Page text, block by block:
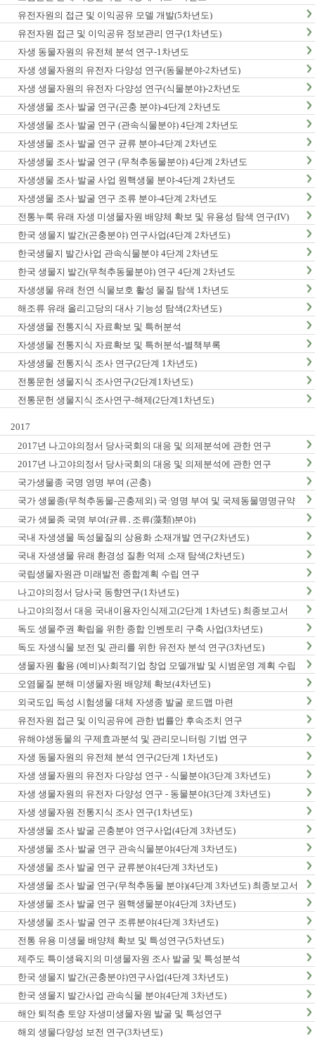
유전자원의 접근 및 이익공유 모델 개발(5차년도)
유전자원 접근 및 이익공유 정보관리 연구(1차년도)
자생 동물자원의 유전체 분석 연구-1차년도
자생 생물자원의 유전자 다양성 연구(동물분야-2차년도)
자생 생물자원의 유전자 다양성 연구(식물분야)-2차년도
자생생물 조사·발굴 연구(곤충 분야)-4단계 2차년도
자생생물 조사·발굴 연구 (관속식물분야) 4단계 2차년도
자생생물 조사·발굴 연구 균류 분야-4단계 2차년도
자생생물 조사·발굴 연구 (무척추동물분야) 4단계 2차년도
자생생물 조사·발굴 사업 원핵생물 분야-4단계 2차년도
자생생물 조사·발굴 연구 조류 분야-4단계 2차년도
전통누룩 유래 자생 미생물자원 배양체 확보 및 유용성 탐색 연구(IV)
한국 생물지 발간(곤충분야) 연구사업(4단계 2차년도)
한국생물지 발간사업 관속식물분야 4단계 2차년도
한국 생물지 발간(무척추동물분야) 연구 4단계 2차년도
자생생물 유래 천연 식물보호 활성 물질 탐색 1차년도
해조류 유래 올리고당의 대사 기능성 탐색(2차년도)
자생생물 전통지식 자료확보 및 특허분석
자생생물 전통지식 자료확보 및 특허분석-별책부록
자생생물 전통지식 조사 연구(2단계 1차년도)
전통문헌 생물지식 조사연구(2단계1차년도)
전통문헌 생물지식 조사연구-해제(2단계1차년도)
2017
2017년 나고야의정서 당사국회의 대응 및 의제분석에 관한 연구
2017년 나고야의정서 당사국회의 대응 및 의제분석에 관한 연구
국가생물종 국명 영명 부여 (곤충)
국가 생물종(무척추동물-곤충제외) 국·영명 부여 및 국제동물명명규약
한글판 발간
국가 생물종 국명 부여(균류․조류(藻類)분야)
국내 자생생물 독성물질의 상용화 소재개발 연구(2차년도)
국내 자생생물 유래 환경성 질환 억제 소재 탐색(2차년도)
국립생물자원관 미래발전 종합계획 수립 연구
나고야의정서 당사국 동향연구(1차년도)
나고야의정서 대응 국내이용자인식제고(2단계 1차년도) 최종보고서
독도 생물주권 확립을 위한 종합 인벤토리 구축 사업(3차년도)
독도 자생식물 보전 및 관리를 위한 유전자 분석 연구(3차년도)
생물자원 활용 (예비)사회적기업 창업 모델개발 및 시범운영 계획 수립
오염물질 분해 미생물자원 배양체 확보(4차년도)
외국도입 독성 시험생물 대체 자생종 발굴 로드맵 마련
유전자원 접근 및 이익공유에 관한 법률안 후속조치 연구
유해야생동물의 구제효과분석 및 관리모니터링 기법 연구
자생 동물자원의 유전체 분석 연구(2단계 1차년도)
자생 생물자원의 유전자 다양성 연구 - 식물분야(3단계 3차년도)
자생 생물자원의 유전자 다양성 연구 - 동물분야(3단계 3차년도)
자생 생물자원 전통지식 조사 연구(1차년도)
자생생물 조사 발굴 곤충분야 연구사업(4단계 3차년도)
자생생물 조사·발굴 연구 관속식물분야(4단계 3차년도)
자생생물 조사 발굴 연구 균류분야(4단계 3차년도)
자생생물 조사 발굴 연구(무척추동물 분야)(4단계 3차년도) 최종보고서
자생생물 조사 발굴 연구 원핵생물분야(4단계 3차년도)
자생생물 조사·발굴 연구 조류분야(4단계 3차년도)
전통 유용 미생물 배양체 확보 및 특성연구(5차년도)
제주도 특이생육지의 미생물자원 조사 발굴 및 특성분석
한국 생물지 발간(곤충분야)연구사업(4단계 3차년도)
한국 생물지 발간사업 관속식물 분야(4단계 3차년도)
해안 퇴적층 토양 자생미생물자원 발굴 및 특성연구
해외 생물다양성 보전 연구(3차년도)